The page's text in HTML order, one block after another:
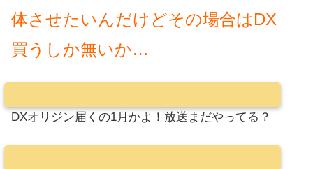
体させたいんだけどその場合はDX
買うしか無いか…
DXオリジン届くの1月かよ！放送まだやってる？